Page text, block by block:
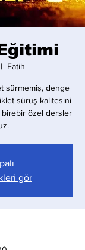
Fatih
sürmemiş, denge
sürüş kalitesini
özel dersler
gör